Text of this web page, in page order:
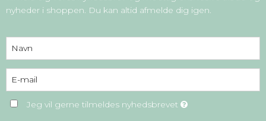
nyheder i shoppen. Du kan altid afmelde dig igen.
Jeg vil gerne tilmeldes nyhedsbrevet